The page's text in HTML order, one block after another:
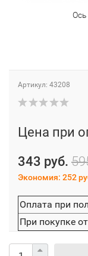
Ось
Артикул: 43208
Цена при
343 руб.
Экономия: 252
Оплата при
При покупке